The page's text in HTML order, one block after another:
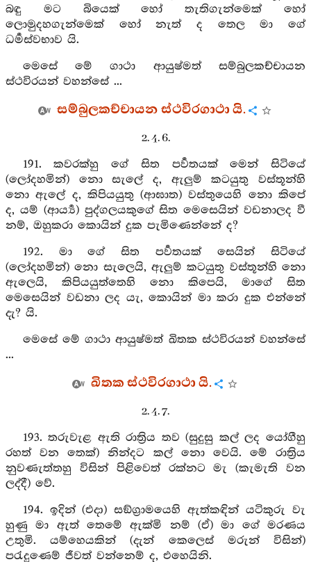
බඳු මට බියෙක් හෝ තැතිගැන්මෙක් හෝ
ලොමුදහගැන්මෙක් හෝ නැත් ද තෙල මා ගේ
ධර්‍මස්වභාව යි.
මෙසේ මේ ගාථා ආයුෂ්මත් සම්බුලකච්චායන
ස්ථවිරයන් වහන්සේ ...
සම්බුලකච්චායන ස්ථවිරගාථා යි.
2. 4. 6.
191. කවරක්හු ගේ සිත පර්‍වතයක් මෙන් සිටියේ
(ලෝදහමින්) නො සැලේ ද, ඇලුම් කටයුතු වස්තූන්හි
නො ඇලේ ද, කිපියයුතු (ආඝාත) වස්තුයෙහි නො කිපේ
ද, යම් (ආර්‍ය්‍ය) පුද්ගලයකුගේ සිත මෙසෙයින් වඩනාලද වී
නම්, ඔහුකරා කොයින් දුක පැමිණෙන්නේ ද?
192. මා ගේ සිත පර්‍වතයක් සෙයින් සිටියේ
(ලෝදහමින්) නො සැලෙයි, ඇලුම් කටයුතු වස්තූන්හි නො
ඇලෙයි, කිපියයුත්තෙහි නො කිපෙයි, මාගේ සිත
මෙසෙයින් වඩනා ලද යැ, කොයින් මා කරා දුක එන්නේ
දැ? යි.
මෙසේ මේ ගාථා ආයුෂ්මත් ඛිතක ස්ථවිරයන් වහන්සේ
...
ඛිතක ස්ථවිරගාථා යි.
2. 4. 7.
193. තරුවැළ ඇති රාත්‍රිය තව (සුදුසු කල් ලද යෝගීහු
රහත් වන තෙක්) නින්දට කල් නො වෙයි. මේ රාත්‍රිය
නුවණැත්තහු විසින් පිළිවෙත් රක්නට මැ (කැමැති වන
ලද්දී) වේ.
194. ඉදින් (එදා) සඞ්ග්‍රාමයෙහි ඇත්කඳින් යටිකුරු වැ
හුණු මා ඇත් තෙමේ ඇක්මි නම් (ඒ) මා ගේ මරණය
උතුමි. යම්හෙයකින් (දැන් කෙලෙස් මරුන් විසින්)
පරැදුණෙම් ජීවත් වන්නෙම් ද, එහෙයිනි.